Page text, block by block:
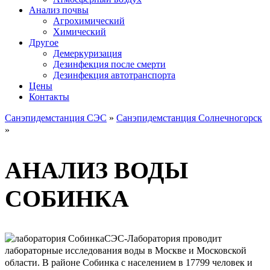
Анализ почвы
Агрохимический
Химический
Другое
Демеркуризация
Дезинфекция после смерти
Дезинфекция автотранспорта
Цены
Контакты
Санэпидемстанция СЭС » Санэпидемстанция Солнечногорск
»
АНАЛИЗ ВОДЫ
СОБИНКА
СЭС-Лаборатория проводит
лабораторные исследования воды в Москве и Московской
области. В районе Собинка с населением в 17799 человек и